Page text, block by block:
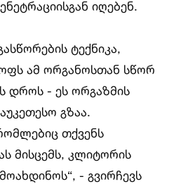
იღებენ.
ტექნიკა,
ამ ორგანოსთან სწორ
დროს - ეს ორგაზმის
გზაა.
თქვენს
მისცემს, კლიტორის
- გვირჩევს